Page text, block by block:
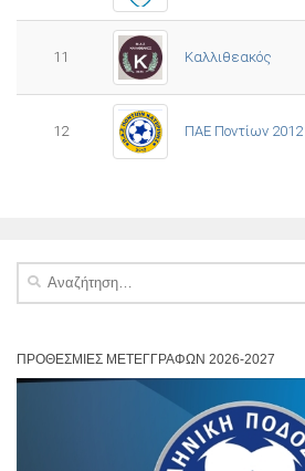
11 Καλλιθεακός
12 ΠΑΕ Ποντίων 2012
Αναζήτηση
ΠΡΟΘΕΣΜΊΕΣ ΜΕΤΕΓΓΡΑΦΏΝ 2026-2027